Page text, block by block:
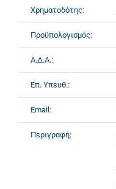
Χρηματοδότης:
Προϋπολογισμός:
Α.Δ.Α.:
Επ. Υπευθ.:
Email:
Περιγραφή: